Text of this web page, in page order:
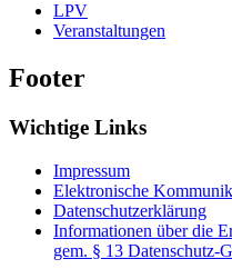
LPV
Veranstaltungen
Footer
Wichtige Links
Impressum
Elektronische
Datenschutzerklärung
Informationen über die
gem. § 13